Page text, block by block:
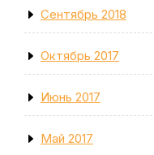
Сентябрь 2018
Октябрь 2017
Июнь 2017
Май 2017